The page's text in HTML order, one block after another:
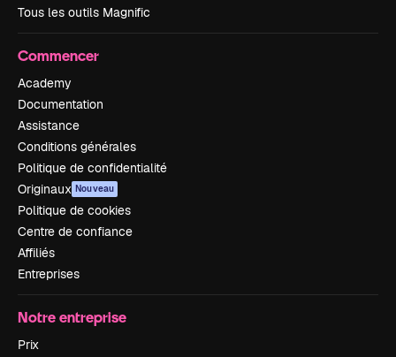
Tous les outils Magnific
Commencer
Academy
Documentation
Assistance
Conditions générales
Politique de confidentialité
Originaux Nouveau
Politique de cookies
Centre de confiance
Affiliés
Entreprises
Notre entreprise
Prix